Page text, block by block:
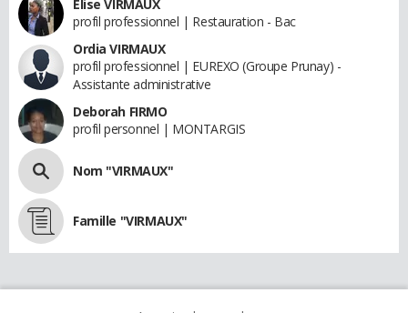
Elise VIRMAUX
profil professionnel | Restauration - Bac
Ordia VIRMAUX
profil professionnel | EUREXO (Groupe Prunay) -
Assistante administrative
Deborah FIRMO
profil personnel | MONTARGIS
Nom "VIRMAUX"
Famille "VIRMAUX"